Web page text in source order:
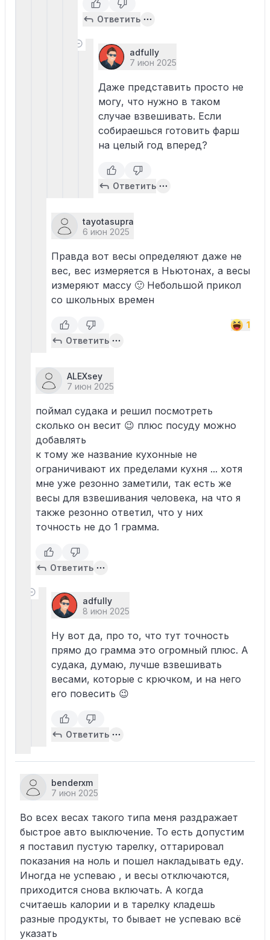
Ответить
adfully
7 июн 2025
Даже представить просто не
могу, что нужно в таком
случае взвешивать. Если
собираешься готовить фарш
на целый год вперед?
Ответить
tayotasupra
6 июн 2025
Правда вот весы определяют даже не
вес, вес измеряется в Ньютонах, а весы
измеряют массу 🙂 Небольшой прикол
со школьных времен
1
Ответить
ALEXsey
7 июн 2025
поймал судака и решил посмотреть
сколько он весит 😉 плюс посуду можно
добавлять
к тому же название кухонные не
ограничивают их пределами кухня ... хотя
мне уже резонно заметили, так есть же
весы для взвешивания человека, на что я
также резонно ответил, что у них
точность не до 1 грамма.
Ответить
adfully
8 июн 2025
Ну вот да, про то, что тут точность
прямо до грамма это огромный плюс. А
судака, думаю, лучше взвешивать
весами, которые с крючком, и на него
его повесить 😉
Ответить
benderxm
7 июн 2025
Во всех весах такого типа меня раздражает
быстрое авто выключение. То есть допустим
я поставил пустую тарелку, оттарировал
показания на ноль и пошел накладывать еду.
Иногда не успеваю , и весы отключаются,
приходится снова включать. А когда
считаешь калории и в тарелку кладешь
разные продукты, то бывает не успеваю всё
указать